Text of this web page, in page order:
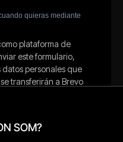
SOM?